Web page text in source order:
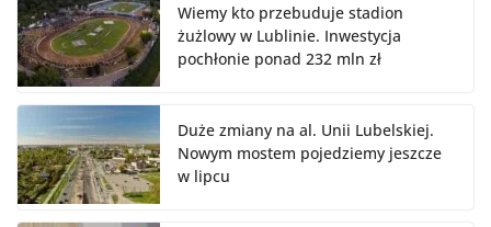
Wiemy kto przebuduje stadion
żużlowy w Lublinie. Inwestycja
pochłonie ponad 232 mln zł
Duże zmiany na al. Unii Lubelskiej.
Nowym mostem pojedziemy jeszcze
w lipcu